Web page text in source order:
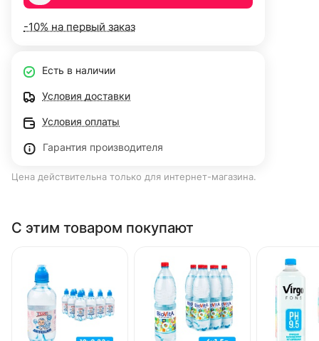
-10% на первый заказ
Есть в наличии
Условия доставки
Условия оплаты
Гарантия производителя
Цена действительна только для интернет-магазина.
С этим товаром покупают